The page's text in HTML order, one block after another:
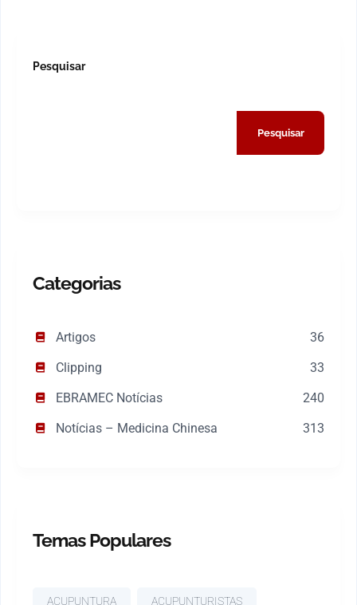
Pesquisar
Pesquisar
Categorias
Artigos
36
Clipping
33
EBRAMEC Notícias
240
Notícias – Medicina Chinesa
313
Temas Populares
ACUPUNTURA ACUPUNTURISTAS